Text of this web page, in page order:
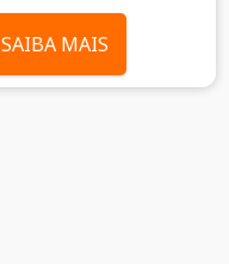
SAIBA MAIS